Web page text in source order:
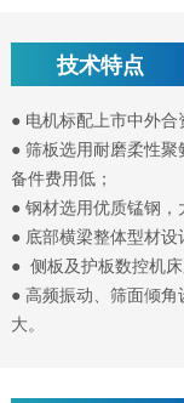
技术特点
● 电机标配上市中外合
● 筛板选用耐磨柔性聚
备件费用低；
● 钢材选用优质锰钢，
● 底部横梁整体型材设
● 侧板及护板数控机
● 高频振动、筛面倾
大。